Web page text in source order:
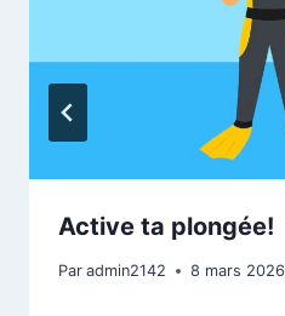
Active ta plongée!
Par admin2142 8 mars 2026